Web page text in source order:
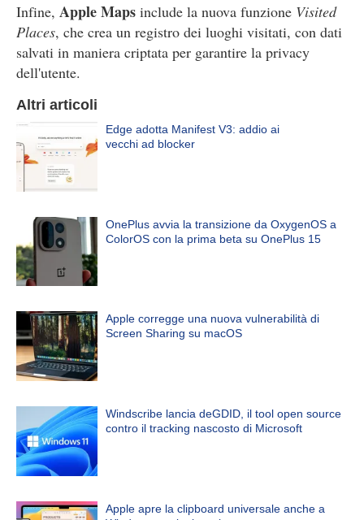
Infine, Apple Maps include la nuova funzione Visited
Places, che crea un registro dei luoghi visitati, con dati
salvati in maniera criptata per garantire la privacy
dell'utente.
Altri articoli
Edge adotta Manifest V3: addio ai
vecchi ad blocker
OnePlus avvia la transizione da OxygenOS a
ColorOS con la prima beta su OnePlus 15
Apple corregge una nuova vulnerabilità di
Screen Sharing su macOS
Windscribe lancia deGDID, il tool open source
contro il tracking nascosto di Microsoft
Apple apre la clipboard universale anche a